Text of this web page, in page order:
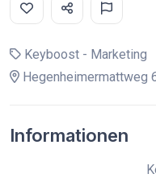
Keyboost - Marketing
Hegenheimermattweg
Informationen